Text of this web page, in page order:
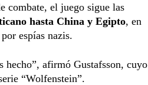
combate, el juego sigue las
hasta China y Egipto, en
espías nazis.
hecho”, afirmó Gustafsson, cuyo
“Wolfenstein”.